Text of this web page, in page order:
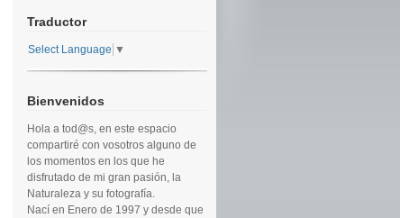
Traductor
Select Language ▼
Bienvenidos
Hola a tod@s, en este espacio
compartiré con vosotros alguno de
los momentos en los que he
disfrutado de mi gran pasión, la
Naturaleza y su fotografía.
Nací en Enero de 1997 y desde que